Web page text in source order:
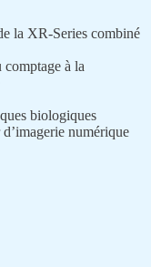
la XR-Series combiné
à la
biologiques
numérique